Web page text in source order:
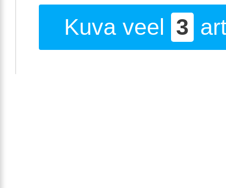
Kuva veel 3